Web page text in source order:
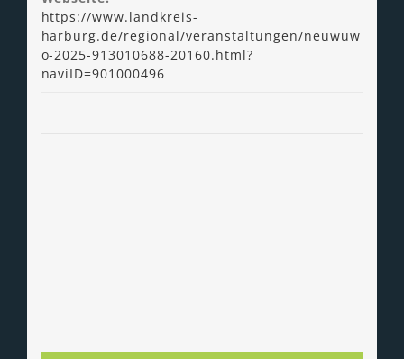
https://www.landkreis-
harburg.de/regional/veranstaltungen/neuwuw
o-2025-913010688-20160.html?
naviID=901000496